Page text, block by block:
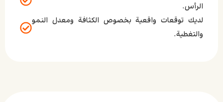
الرأس.
لديك توقعات واقعية بخصوص الكثافة ومعدل النمو
والتغطية.